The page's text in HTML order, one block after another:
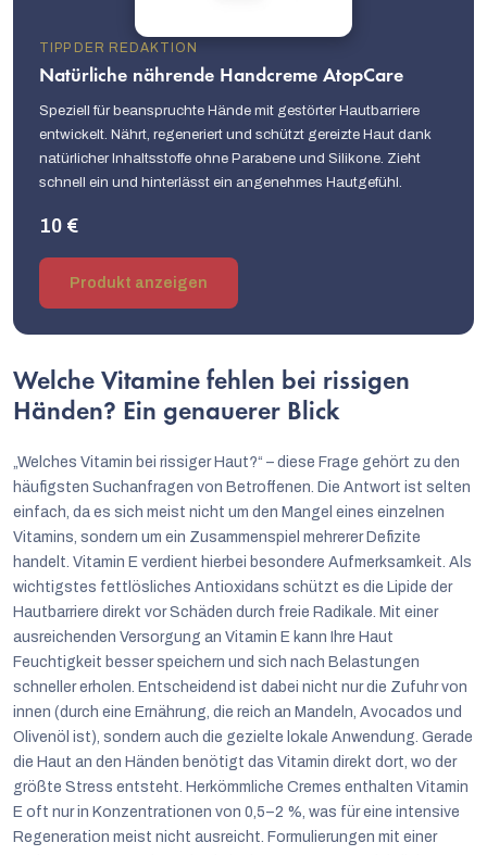
TIPP DER REDAKTION
Natürliche nährende Handcreme AtopCare
Speziell für beanspruchte Hände mit gestörter Hautbarriere
entwickelt. Nährt, regeneriert und schützt gereizte Haut dank
natürlicher Inhaltsstoffe ohne Parabene und Silikone. Zieht
schnell ein und hinterlässt ein angenehmes Hautgefühl.
10 €
Produkt anzeigen
Welche Vitamine fehlen bei rissigen
Händen? Ein genauerer Blick
„Welches Vitamin bei rissiger Haut?“ – diese Frage gehört zu den
häufigsten Suchanfragen von Betroffenen. Die Antwort ist selten
einfach, da es sich meist nicht um den Mangel eines einzelnen
Vitamins, sondern um ein Zusammenspiel mehrerer Defizite
handelt. Vitamin E verdient hierbei besondere Aufmerksamkeit. Als
wichtigstes fettlösliches Antioxidans schützt es die Lipide der
Hautbarriere direkt vor Schäden durch freie Radikale. Mit einer
ausreichenden Versorgung an Vitamin E kann Ihre Haut
Feuchtigkeit besser speichern und sich nach Belastungen
schneller erholen. Entscheidend ist dabei nicht nur die Zufuhr von
innen (durch eine Ernährung, die reich an Mandeln, Avocados und
Olivenöl ist), sondern auch die gezielte lokale Anwendung. Gerade
die Haut an den Händen benötigt das Vitamin direkt dort, wo der
größte Stress entsteht. Herkömmliche Cremes enthalten Vitamin
E oft nur in Konzentrationen von 0,5–2 %, was für eine intensive
Regeneration meist nicht ausreicht. Formulierungen mit einer